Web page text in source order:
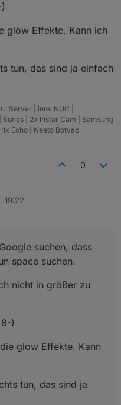
glow Effekte. Kann ich
tun, das sind ja einfach
Server | intel NUC |
| 2x Instar Cam | Samsung
Echo | Neato Botvac
0
19:22
suchen, dass
space suchen.
nicht in größer zu
)
glow Effekte. Kann
tun, das sind ja